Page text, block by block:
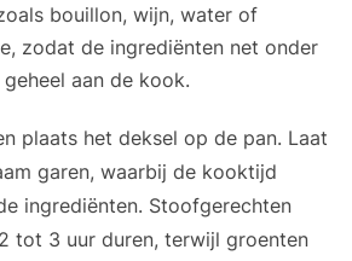
bouillon, wijn, water of
zodat de ingrediënten net onder
aan de kook.
plaats het deksel op de pan. Laat
garen, waarbij de kooktijd
ingrediënten. Stoofgerechten
tot 3 uur duren, terwijl groenten